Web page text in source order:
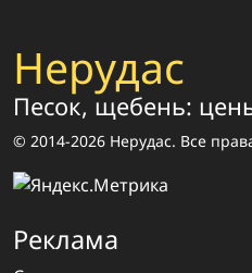
Нерудас
Песок, щебень:
© 2014-2026 Нерудас. Все
Реклама